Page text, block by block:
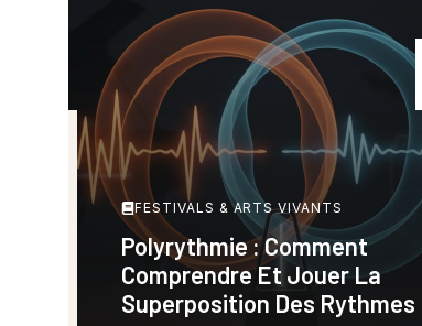
FESTIVALS & ARTS VIVANTS
Polyrythmie : Comment
Comprendre Et Jouer La
Superposition Des Rythmes